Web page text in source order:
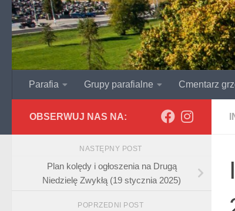
Parafia Grupy parafialne Cmentarz
OBSERWUJ NAS NA:
NASTĘPNY POST
Plan kolędy i ogłoszenia na Drugą
Niedzielę Zwykłą (19 stycznia 2025)
POPRZEDNI POST